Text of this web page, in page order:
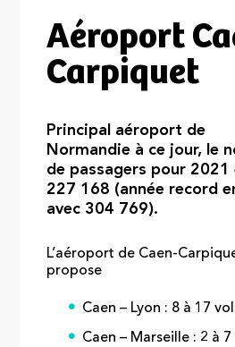
Aéroport
Carpiquet
Principal aéroport de
Normandie à ce jour, le
de passagers pour 2021
227 168 (année record
avec 304 769).
L’aéroport de Caen-
propose
Caen – Lyon : 8 à 17
Caen – Marseille : 2 à